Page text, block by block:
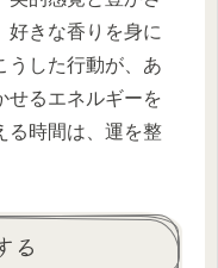
好きな香りを身に
した行動が、あ
せるエネルギーを
る時間は、運を整
る